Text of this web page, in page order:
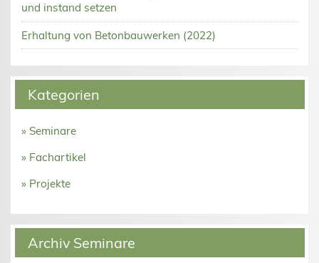
und instand setzen
Erhaltung von Betonbauwerken (2022)
Kategorien
» Seminare
» Fachartikel
» Projekte
Archiv Seminare